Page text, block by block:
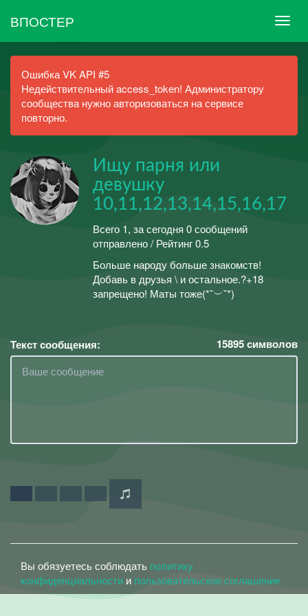
ВПОСТЕР
Ошибка VK API #5
Недействительный access_token! Администратору
сообщества нужно авторизоваться на сервисе
повторно.
Ищу парня или
девушку
10,11,12,13,14,15,16,17
Всего 1, за сегодня 0 сообщений
отправлено / Рейтинг 0.5
Больше народу больше знакомств!
Добавь в друзья \ и остальное.?+18
запрещено! Маты тоже(*˘︶˘*)
Текст сообщения: 15895символов
Вы обязуетесь соблюдать политику
конфиденциальности и пользовательское соглашение